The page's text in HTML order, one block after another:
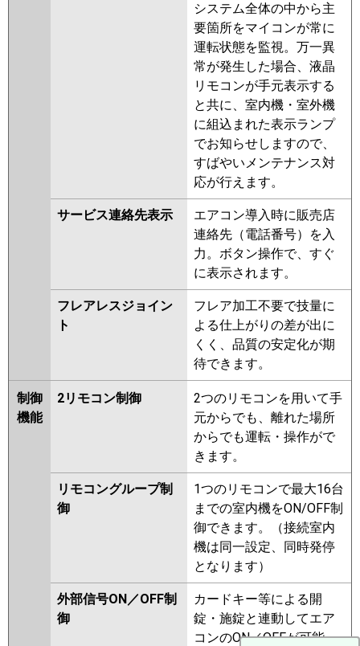
システム全体の中から主
要箇所をマイコンが常に
運転状態を監視。万一異
常が発生した場合、液晶
リモコンが手元表示する
と共に、室内機・室外機
に組込まれた表示ランプ
でお知らせしますので、
すばやいメンテナンス対
応が行えます。
サービス連絡先表示
エアコン導入時に販売店
連絡先（電話番号）を入
力。ボタン操作で、すぐ
に表示されます。
フレアレスジョイン
ト
フレア加工不要で技量に
よる仕上がりの差が出に
くく、品質の安定化が期
待できます。
制御
機能
2リモコン制御
2つのリモコンを用いて手
元からでも、離れた場所
からでも運転・操作がで
きます。
リモコングループ制
御
1つのリモコンで最大16台
までの室内機をON/OFF制
御できます。（接続室内
機は同一設定、同時発停
となります）
外部信号ON／OFF制
御
カードキー等による開
錠・施錠と連動してエア
コンのON／OFFが可能。